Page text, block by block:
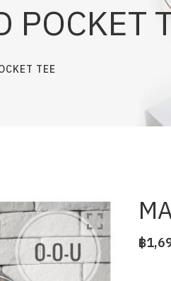
POCKET
TEE
฿